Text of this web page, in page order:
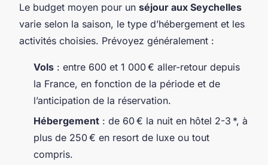
Le budget moyen pour un séjour aux Seychelles
varie selon la saison, le type d’hébergement et les
activités choisies. Prévoyez généralement :
Vols : entre 600 et 1 000 € aller-retour depuis
la France, en fonction de la période et de
l’anticipation de la réservation.
Hébergement : de 60 € la nuit en hôtel 2-3 *, à
plus de 250 € en resort de luxe ou tout
compris.